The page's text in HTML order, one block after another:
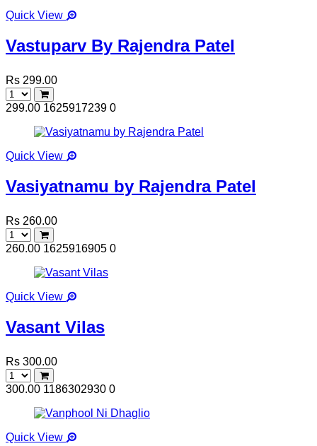
Quick View
Vastuparv By Rajendra Patel
Rs 299.00
299.00 1625917239 0
Quick View
Vasiyatnamu by Rajendra Patel
Rs 260.00
260.00 1625916905 0
Quick View
Vasant Vilas
Rs 300.00
300.00 1186302930 0
Quick View